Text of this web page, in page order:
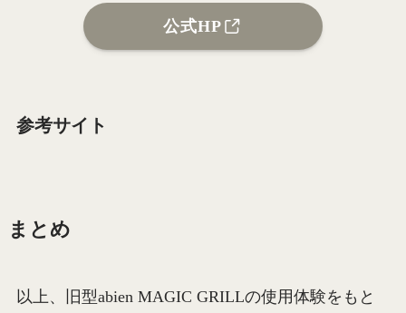
公式HP
参考サイト
まとめ
以上、旧型abien MAGIC GRILLの使用体験をもと